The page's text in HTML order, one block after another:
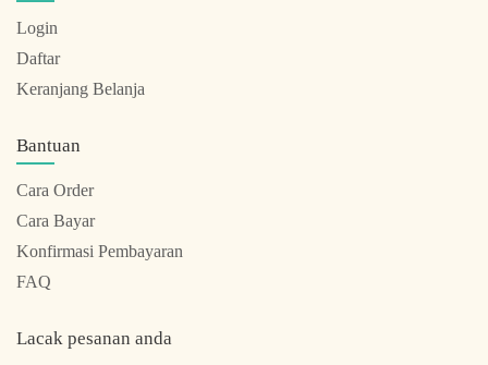
Login
Daftar
Keranjang Belanja
Bantuan
Cara Order
Cara Bayar
Konfirmasi Pembayaran
FAQ
Lacak pesanan anda